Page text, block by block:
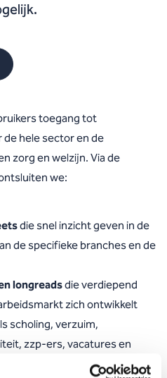
toegang tot
hele sector en de
zorg en welzijn. Via de
we:
die snel inzicht geven in de
de specifieke branches en de
longreadsdie verdiepend
zich ontwikkelt
scholing, verzuim,
zzp-ers, vacatures en